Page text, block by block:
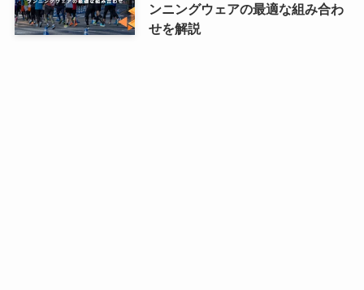
ンニングウェアの最適な組み合わ
せを解説